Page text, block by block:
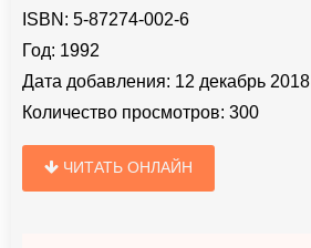
ISBN: 5-87274-002-6
Год: 1992
Дата добавления: 12 декабрь 2018
Количество просмотров: 300
ЧИТАТЬ ОНЛАЙН